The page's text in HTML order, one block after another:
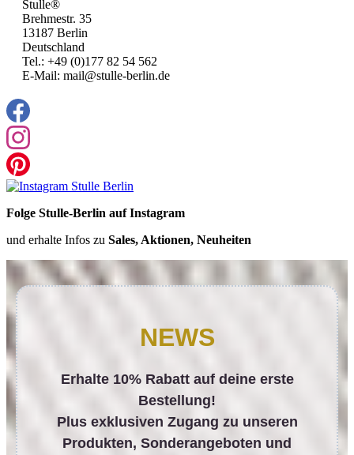
Stulle®
Brehmestr. 35
13187 Berlin
Deutschland
Tel.: +49 (0)177 82 54 562
E-Mail: mail@stulle-berlin.de
Folge Stulle-Berlin auf Instagram
und erhalte Infos zu Sales, Aktionen, Neuheiten
NEWS
Erhalte 10% Rabatt auf deine erste
Bestellung!
Plus exklusiven Zugang zu unseren
Produkten, Sonderangeboten und